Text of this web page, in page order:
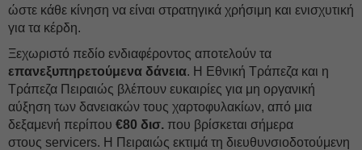
ώστε κάθε κίνηση να είναι στρατηγικά χρήσιμη και ενισχυτική
για τα κέρδη.
Ξεχωριστό πεδίο ενδιαφέροντος αποτελούν τα
επανεξυπηρετούμενα δάνεια. Η Εθνική Τράπεζα και η
Τράπεζα Πειραιώς βλέπουν ευκαιρίες για μη οργανική
αύξηση των δανειακών τους χαρτοφυλακίων, από μια
δεξαμενή περίπου €80 δισ. που βρίσκεται σήμερα
στους servicers. Η Πειραιώς εκτιμά τη διευθυνσιοδοτούμενη